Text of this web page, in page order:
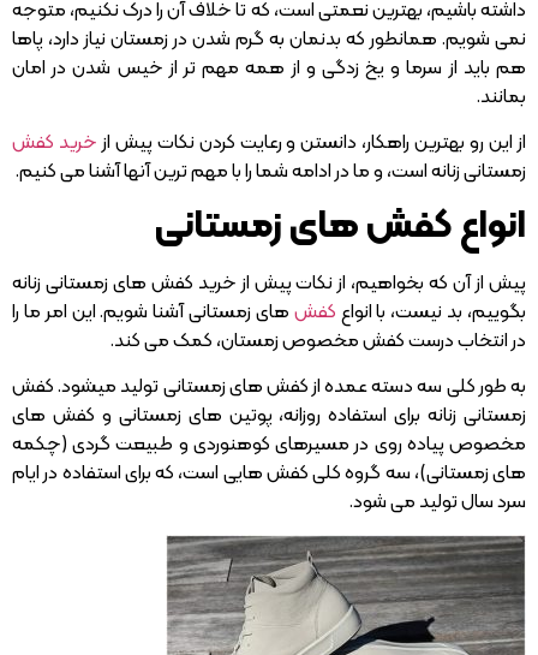
داشته باشیم، بهترین نعمتی است، که تا خلاف آن را درک نکنیم، متوجه
نمی شویم. همانطور که بدنمان به گرم شدن در زمستان نیاز دارد، پاها
هم باید از سرما و یخ زدگی و از همه مهم تر از خیس شدن در امان
بمانند.
از این رو بهترین راهکار، دانستن و رعایت کردن نکات پیش ازخرید کفش
زمستانی زنانه است، و ما در ادامه شما را با مهم ترین آنها آشنا می کنیم.
انواع کفش های زمستانی
پیش از آن که بخواهیم، از نکات پیش از خرید کفش های زمستانی زنانه
بگوییم، بد نیست، با انواع کفش های زمستانی آشنا شویم. این امر ما را
در انتخاب درست کفش مخصوص زمستان، کمک می کند.
به طور کلی سه دسته عمده از کفش های زمستانی تولید میشود. کفش
زمستانی زنانه برای استفاده روزانه، پوتین های زمستانی و کفش های
مخصوص پیاده روی در مسیرهای کوهنوردی و طبیعت گردی (چکمه
های زمستانی)، سه گروه کلی کفش هایی است، که برای استفاده در ایام
سرد سال تولید می شود.